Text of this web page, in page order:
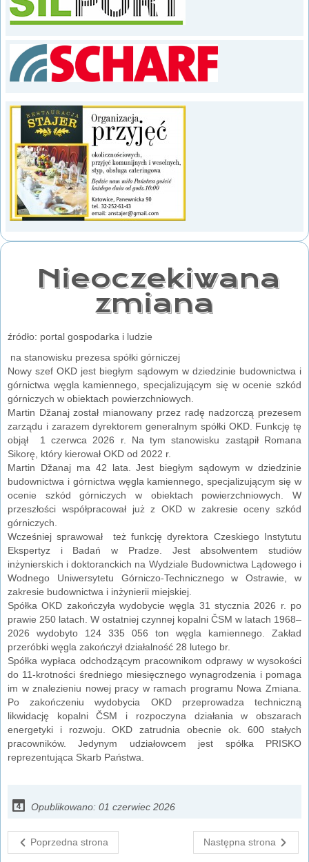
Nieoczekiwana
zmiana
źródło: portal gospodarka i ludzie
na stanowisku prezesa spółki górniczej
Nowy szef OKD jest biegłym sądowym w dziedzinie budownictwa i
górnictwa węgla kamiennego, specjalizującym się w ocenie szkód
górniczych w obiektach powierzchniowych.
Martin Džanaj został mianowany przez radę nadzorczą prezesem
zarządu i zarazem dyrektorem generalnym spółki OKD. Funkcję tę
objął 1 czerwca 2026 r. Na tym stanowisku zastąpił Romana
Sikorę, który kierował OKD od 2022 r.
Martin Džanaj ma 42 lata. Jest biegłym sądowym w dziedzinie
budownictwa i górnictwa węgla kamiennego, specjalizującym się w
ocenie szkód górniczych w obiektach powierzchniowych. W
przeszłości współpracował już z OKD w zakresie oceny szkód
górniczych.
Wcześniej sprawował też funkcję dyrektora Czeskiego Instytutu
Ekspertyz i Badań w Pradze. Jest absolwentem studiów
inżynierskich i doktoranckich na Wydziale Budownictwa Lądowego i
Wodnego Uniwersytetu Górniczo-Technicznego w Ostrawie, w
zakresie budownictwa i inżynierii miejskiej.
Spółka OKD zakończyła wydobycie węgla 31 stycznia 2026 r. po
prawie 250 latach. W ostatniej czynnej kopalni ČSM w latach 1968–
2026 wydobyto 124 335 056 ton węgla kamiennego. Zakład
przeróbki węgla zakończył działalność 28 lutego br.
Spółka wypłaca odchodzącym pracownikom odprawy w wysokości
do 11-krotności średniego miesięcznego wynagrodzenia i pomaga
im w znalezieniu nowej pracy w ramach programu Nowa Zmiana.
Po zakończeniu wydobycia OKD przeprowadza techniczną
likwidację kopalni ČSM i rozpoczyna działania w obszarach
energetyki i rozwoju. OKD zatrudnia obecnie ok. 600 stałych
pracowników. Jedynym udziałowcem jest spółka PRISKO
reprezentująca Skarb Państwa.
Opublikowano: 01 czerwiec 2026
Poprzedna strona Następna strona